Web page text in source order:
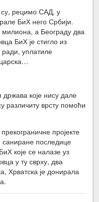
рецимо САД, у
БиХ него Србији.
милиона, а Београду два
БиХ је стигло из
уплатиле
које нису дале
различиту врсту помоћи
пројекте
саниране последице
које се налазе уз
у ту сврху, два
Хрватска је донирала